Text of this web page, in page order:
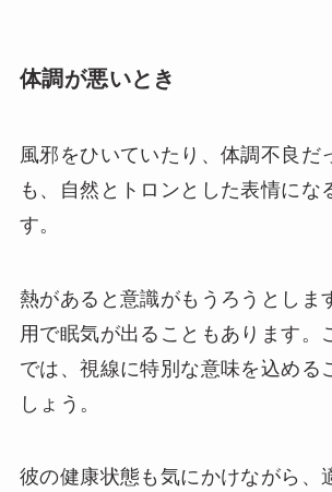
体調が悪いとき
風邪をひいていたり、体調不良だ
も、自然とトロンとした表情にな
す。
熱があると意識がもうろうとしま
用で眠気が出ることもあります。
では、視線に特別な意味を込める
しょう。
彼の健康状態も気にかけながら、